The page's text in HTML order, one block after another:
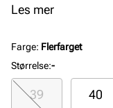
overlegen komfort
Les mer
Farge: Flerfarget
Størrelse:-
39 40